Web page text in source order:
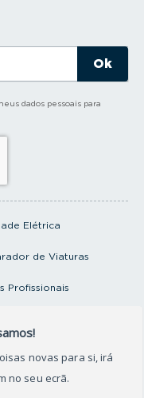
Elétrica
de Viaturas
Profissionais
Protector
dados pessoais para